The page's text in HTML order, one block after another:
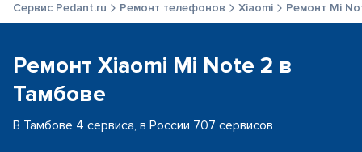
Сервис Pedant.ru Ремонт телефонов Xiaomi Ремонт Mi
Ремонт Xiaomi Mi Note 2 в
Тамбове
В Тамбове 4 сервиса, в России 707 сервисов